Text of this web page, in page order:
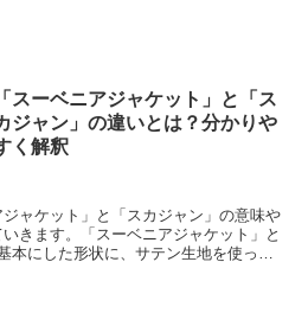
「スーベニアジャケット」と「ス
ジャン」の違いとは？分かりや
く解釈
ャケット」と「スカジャン」の意味や
きます。「スーベニアジャケット」と
本にした形状に、サテン生地を使って